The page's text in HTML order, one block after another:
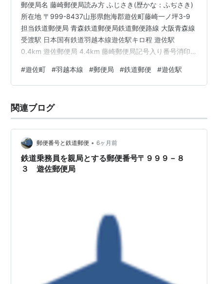
郵便局名 藤崎郵便局読み方 ふじさき(歴かな：ふぢさき)
所在地 〒999-8437山形県飽海郡遊佐町藤崎一ノ坪3-9
担当鉄道郵便局 青森鉄道郵便局鉄道郵便路線 大阪青森線
受渡駅 日本国有鉄道羽越本線遊佐駅キロ程 遊佐駅
0.4km 遊佐郵便局 4.4km 藤崎郵便局記号入り番号消印
の集配区 酒田(遊佐)〒999-841930年(昭和5)当時の集配
区域 歴史1881年(明治14)2月1日 藤崎郵便局(五等)として
1941年(昭和16)2月1日 局種設定により、集配特定局とな
る…
#遊佐町 #羽越本線 #郵便局 #鉄道郵便 #遊佐駅
関連ブログ
郵便番号と鉄道郵便 • 6ヶ月前
鉄道乗務員を親局とする郵便番号〒９９９－８
３ 遊佐郵便局